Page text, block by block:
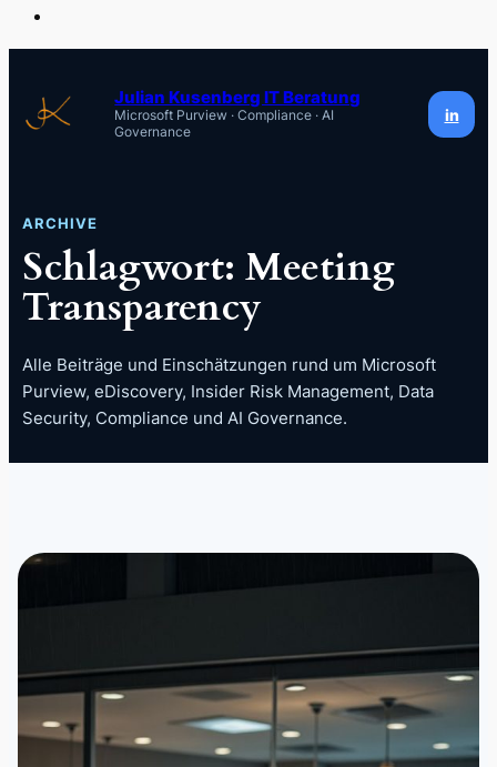
springen
Julian Kusenberg IT Beratung
Microsoft Purview · Compliance · AI
Governance
in
ARCHIVE
Schlagwort: Meeting
Transparency
Alle Beiträge und Einschätzungen rund um Microsoft
Purview, eDiscovery, Insider Risk Management, Data
Security, Compliance und AI Governance.